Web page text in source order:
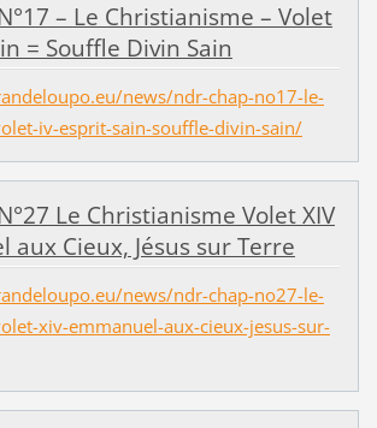
– Le Christianisme – Volet
= Souffle Divin Sain
news/ndr-chap-no17-le-
iv-esprit-sain-souffle-divin-sain/
Le Christianisme Volet XIV
aux Cieux, Jésus sur Terre
news/ndr-chap-no27-le-
xiv-emmanuel-aux-cieux-jesus-sur-